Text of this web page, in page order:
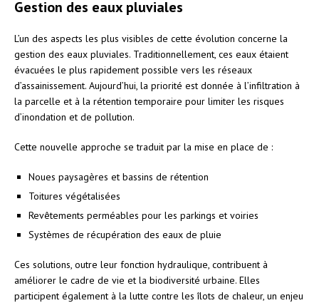
Gestion des eaux pluviales
L’un des aspects les plus visibles de cette évolution concerne la
gestion des eaux pluviales. Traditionnellement, ces eaux étaient
évacuées le plus rapidement possible vers les réseaux
d’assainissement. Aujourd’hui, la priorité est donnée à l’infiltration à
la parcelle et à la rétention temporaire pour limiter les risques
d’inondation et de pollution.
Cette nouvelle approche se traduit par la mise en place de :
Noues paysagères et bassins de rétention
Toitures végétalisées
Revêtements perméables pour les parkings et voiries
Systèmes de récupération des eaux de pluie
Ces solutions, outre leur fonction hydraulique, contribuent à
améliorer le cadre de vie et la biodiversité urbaine. Elles
participent également à la lutte contre les îlots de chaleur, un enjeu